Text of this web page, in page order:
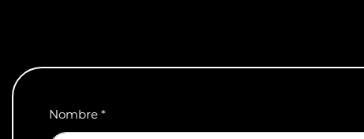
Nombre *